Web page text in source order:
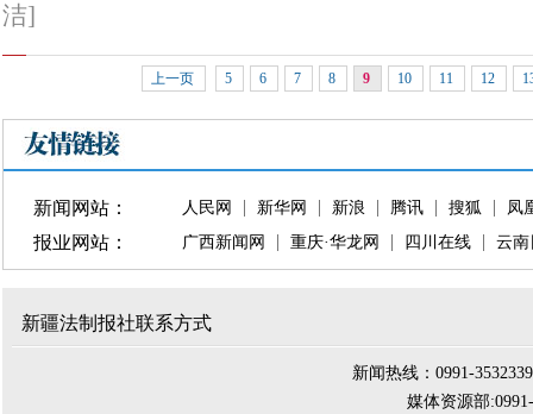
洁]
上一页 5 6 7 8 9 10 11 12
新闻网站： 人民网 新华网 新浪 腾讯 搜狐 凤
报业网站： 广西新闻网 重庆·华龙网 四川在线 云南
新疆法制报社联系方式
新闻热线：0991-
媒体资源部